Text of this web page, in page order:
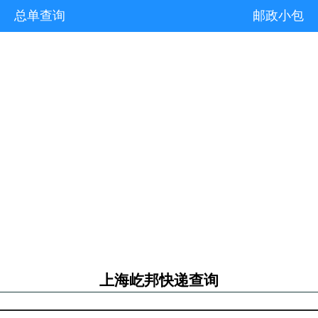
总单查询 邮政小包
上海屹邦快递查询